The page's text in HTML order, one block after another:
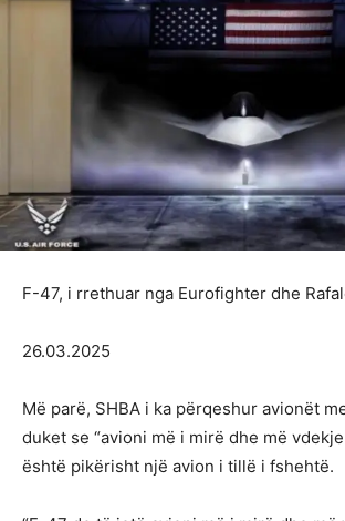
F-47, i rrethuar nga Eurofighter dhe
26.03.2025
Më parë, SHBA i ka përqeshur avionët
duket se “avioni më i mirë dhe më
është pikërisht një avion i tillë i fshehtë.